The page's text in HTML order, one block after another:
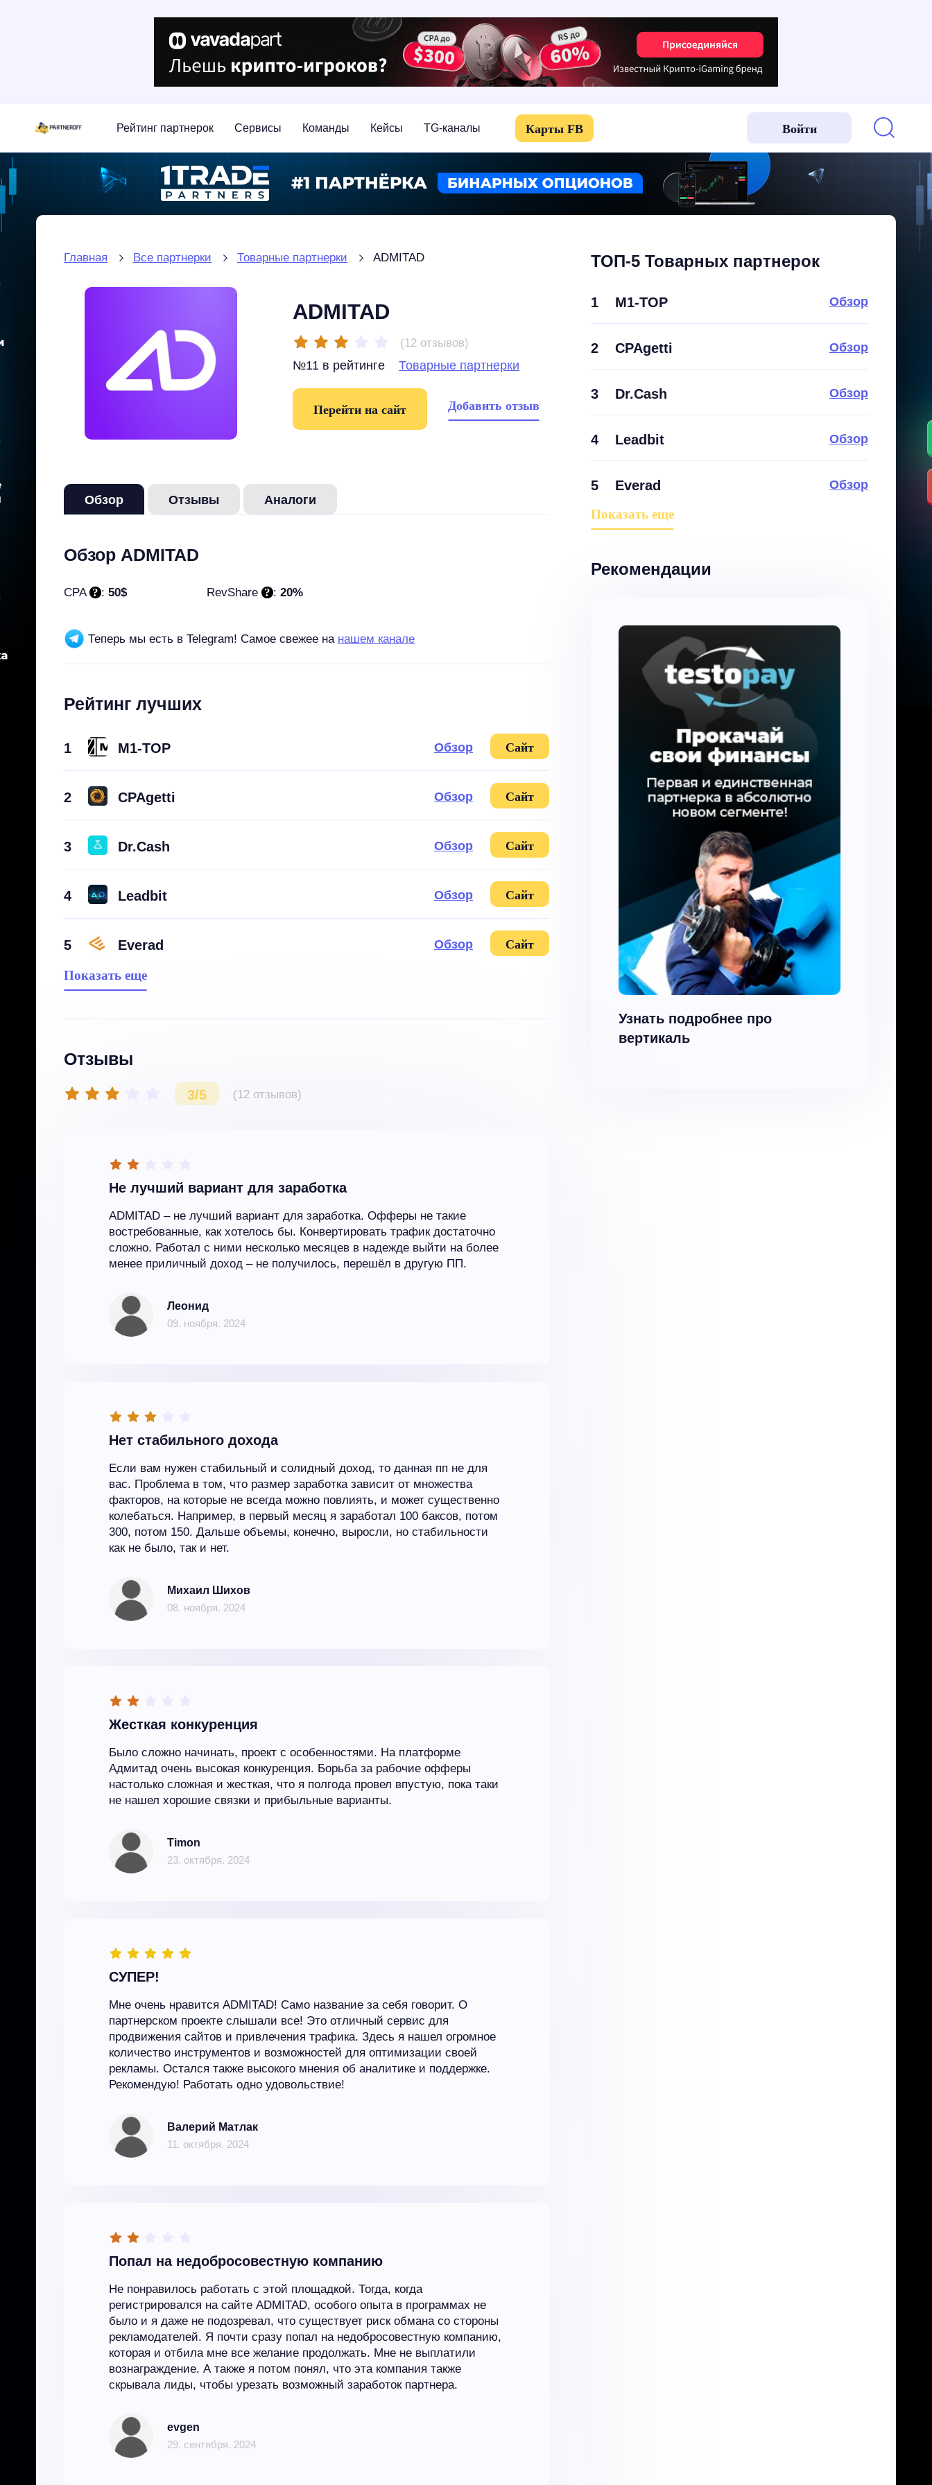
Рейтинг партнерок Сервисы Команды Кейсы TG-каналы Карты FB Войти
Главная Все партнерки Товарные партнерки ADMITAD
ADMITAD
(12 отзывов)
№11 в рейтинге Товарные партнерки
Перейти на сайт Добавить отзыв
Обзор Отзывы Аналоги
Обзор ADMITAD
CPA : 50$ RevShare : 20%
Теперь мы есть в Telegram! Самое свежее на нашем канале
Рейтинг лучших
1 M1-TOP Обзор Сайт
2 CPAgetti Обзор Сайт
3 Dr.Cash Обзор Сайт
4 Leadbit Обзор Сайт
5 Everad Обзор Сайт
Показать еще
Отзывы
3/5 (12 отзывов)
Не лучший вариант для заработка
ADMITAD – не лучший вариант для заработка. Офферы не такие
востребованные, как хотелось бы. Конвертировать трафик достаточно
сложно. Работал с ними несколько месяцев в надежде выйти на более
менее приличный доход – не получилось, перешёл в другую ПП.
Леонид
09. ноября. 2024
Нет стабильного дохода
Если вам нужен стабильный и солидный доход, то данная пп не для
вас. Проблема в том, что размер заработка зависит от множества
факторов, на которые не всегда можно повлиять, и может существенно
колебаться. Например, в первый месяц я заработал 100 баксов, потом
300, потом 150. Дальше объемы, конечно, выросли, но стабильности
как не было, так и нет.
Михаил Шихов
08. ноября. 2024
Жесткая конкуренция
Было сложно начинать, проект с особенностями. На платформе
Адмитад очень высокая конкуренция. Борьба за рабочие офферы
настолько сложная и жесткая, что я полгода провел впустую, пока таки
не нашел хорошие связки и прибыльные варианты.
Timon
23. октября. 2024
СУПЕР!
Мне очень нравится ADMITAD! Само название за себя говорит. О
партнерском проекте слышали все! Это отличный сервис для
продвижения сайтов и привлечения трафика. Здесь я нашел огромное
количество инструментов и возможностей для оптимизации своей
рекламы. Остался также высокого мнения об аналитике и поддержке.
Рекомендую! Работать одно удовольствие!
Валерий Матлак
11. октября. 2024
Попал на недобросовестную компанию
Не понравилось работать с этой площадкой. Тогда, когда
регистрировался на сайте ADMITAD, особого опыта в программах не
было и я даже не подозревал, что существует риск обмана со стороны
рекламодателей. Я почти сразу попал на недобросовестную компанию,
которая и отбила мне все желание продолжать. Мне не выплатили
вознаграждение. А также я потом понял, что эта компания также
скрывала лиды, чтобы урезать возможный заработок партнера.
evgen
29. сентября. 2024
ТОП-5 Товарных партнерок
1 M1-TOP Обзор
2 CPAgetti Обзор
3 Dr.Cash Обзор
4 Leadbit Обзор
5 Everad Обзор
Показать еще
Рекомендации
Узнать подробнее про
вертикаль